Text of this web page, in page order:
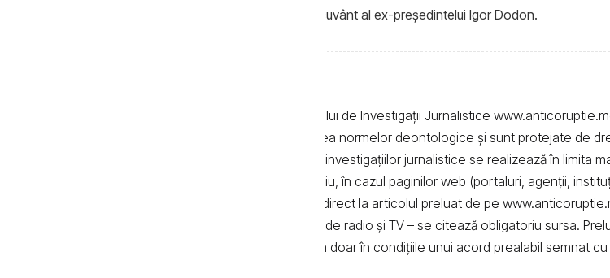
Lebedinschi, consilierul și purtătorul de cuvânt al ex-președintelui Igor Dodon.
Textele de pe pagina web a Centrului de Investigații Jurnalistice
realizate de jurnaliști, cu respectarea normelor deontologice și sunt protejate de
autor. Preluarea textelor știrilor și a investigațiilor jurnalistice se realizează în limita
de 500 de semne. În mod obligatoriu, în cazul paginilor web (portaluri, agenții,
sau bloguri) trebuie indicat şi linkul direct la articolul preluat de pe
primul alineat, iar în cazul posturilor de radio și TV – se citează obligatoriu sursa.
integrală a textelor se poate realiza doar în condiţiile unui acord prealabil semnat